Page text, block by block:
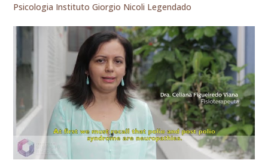
Psicologia Instituto Giorgio Nicoli Legendado